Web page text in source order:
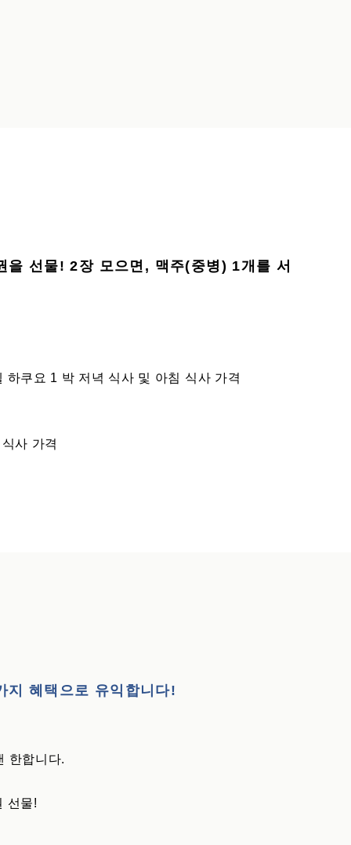
을 선물! 2장 모으면, 맥주(중병) 1개를 서
쿠요 1 박 저녁 식사 및 아침 식사 가격
사 가격
지 혜택으로 유익합니다!
한합니다.
선물!